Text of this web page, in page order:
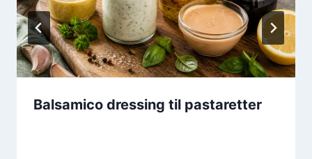
Balsamico dressing til pastaretter